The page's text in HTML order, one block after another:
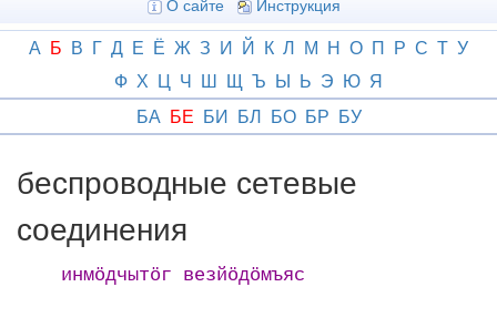
О сайте Инструкция
А Б В Г Д Е Ё Ж З И Й К Л М Н О П Р С Т У
Ф Х Ц Ч Ш Щ Ъ Ы Ь Э Ю Я
БА БЕ БИ БЛ БО БР БУ
беспроводные сетевые
соединения
инмӧдчытӧг везйӧдӧмъяс